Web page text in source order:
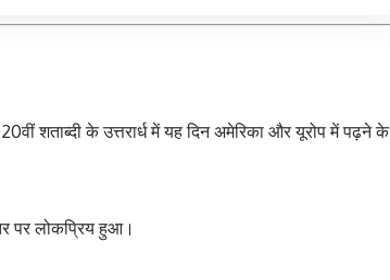
शताब्दी के उत्तरार्ध में यह दिन अमेरिका और यूरोप में पढ़ने के
पर लोकप्रिय हुआ।